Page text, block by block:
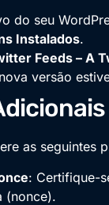
do seu
Instalados.
Feeds – A
versão
as seguintes
: Certifique-
(nonce).